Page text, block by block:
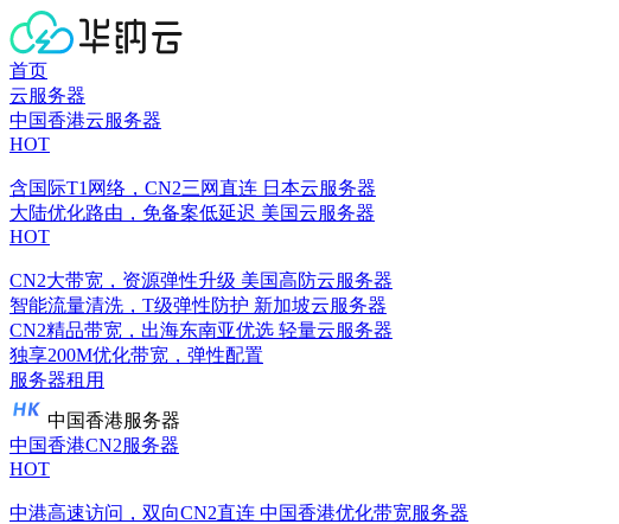
首页
云服务器
中国香港云服务器
HOT
含国际T1网络，CN2三网直连 日本云服务器
大陆优化路由，免备案低延迟 美国云服务器
HOT
CN2大带宽，资源弹性升级 美国高防云服务器
智能流量清洗，T级弹性防护 新加坡云服务器
CN2精品带宽，出海东南亚优选 轻量云服务器
独享200M优化带宽，弹性配置
服务器租用
中国香港服务器
中国香港CN2服务器
HOT
中港高速访问，双向CN2直连 中国香港优化带宽服务器